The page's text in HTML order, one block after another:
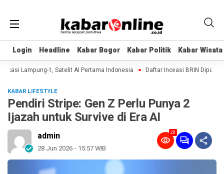
Login Headline Kabar Bogor Kabar Politik Kabar Wisata
Login Headline Kabar Bogor Kabar Politik Kabar Wisata
Lampung-1, Satelit AI Pertama Indonesia Daftar Inovasi BRIN
KABAR LIFESTYLE
Pendiri Stripe: Gen Z Perlu Punya 2
Ijazah untuk Survive di Era AI
admin
28 Jun 2026 - 15:57 WIB
20